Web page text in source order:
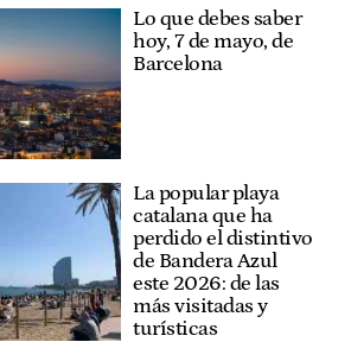
Lo que debes saber
hoy, 7 de mayo, de
Barcelona
La popular playa
catalana que ha
perdido el distintivo
de Bandera Azul
este 2026: de las
más visitadas y
turísticas